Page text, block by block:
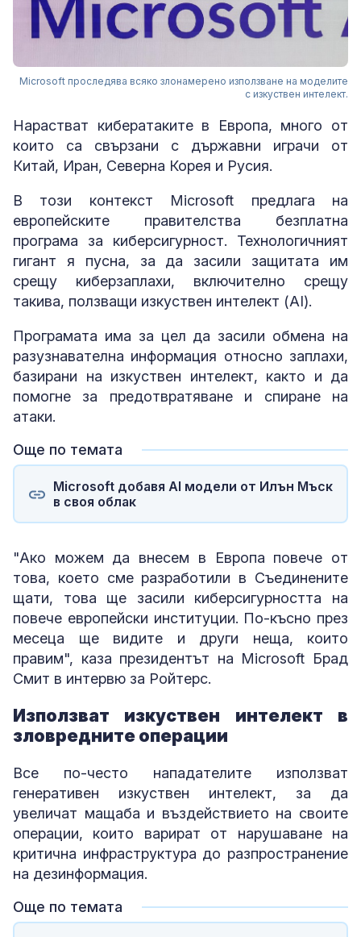
Microsoft проследява всяко злонамерено използване на моделите
с изкуствен интелект.
Нарастват кибератаките в Европа, много от
които са свързани с държавни играчи от
Китай, Иран, Северна Корея и Русия.
В този контекст Microsoft предлага на
европейските правителства безплатна
програма за киберсигурност. Технологичният
гигант я пусна, за да засили защитата им
срещу киберзаплахи, включително срещу
такива, ползващи изкуствен интелект (AI).
Програмата има за цел да засили обмена на
разузнавателна информация относно заплахи,
базирани на изкуствен интелект, както и да
помогне за предотвратяване и спиране на
атаки.
Още по темата
Microsoft добавя AI модели от Илън Мъск
в своя облак
"Ако можем да внесем в Европа повече от
това, което сме разработили в Съединените
щати, това ще засили киберсигурността на
повече европейски институции. По-късно през
месеца ще видите и други неща, които
правим", каза президентът на Microsoft Брад
Смит в интервю за Ройтерс.
Използват изкуствен интелект в
зловредните операции
Все по-често нападателите използват
генеративен изкуствен интелект, за да
увеличат мащаба и въздействието на своите
операции, които варират от нарушаване на
критична инфраструктура до разпространение
на дезинформация.
Още по темата